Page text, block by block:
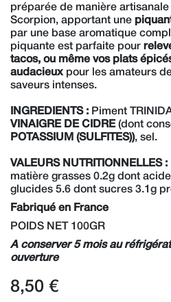
préparée de manière
Scorpion, apportant une
par une base aromatique
piquante est parfaite pour
tacos, ou même vos plats
audacieux pour les amateurs
saveurs intenses.
INGREDIENTS : Piment
VINAIGRE DE CIDRE(dont
POTASSIUM (SULFITES)), sel.
VALEURS NUTRITIONNELLES :
matière grasses 0.2g dont
glucides 5.6 dont sucres 3.1g
Fabriqué en France
POIDS NET 100GR
A conserver 5 mois au
ouverture
8,50 €